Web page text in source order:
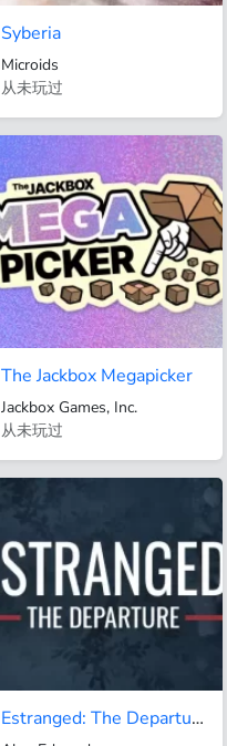
Syberia
Microids
从未玩过
The Jackbox Megapicker
Jackbox Games, Inc.
从未玩过
Estranged: The Departure